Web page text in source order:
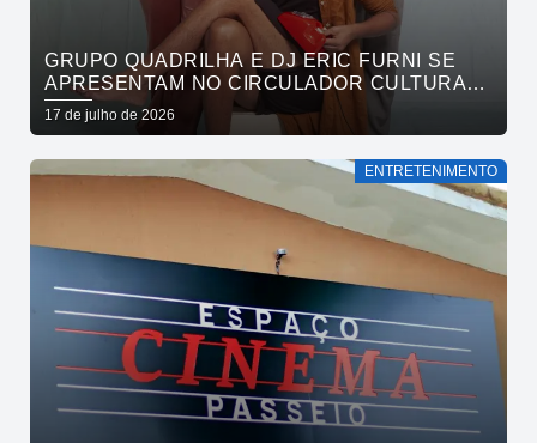
GRUPO QUADRILHA E DJ ERIC FURNI SE
APRESENTAM NO CIRCULADOR CULTURAL
NESTE DOMINGO
17 de julho de 2026
ENTRETENIMENTO